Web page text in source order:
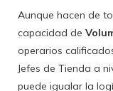
Aunque hacen de
capacidad de
operarios
Jefes de Tienda a
puede igualar la